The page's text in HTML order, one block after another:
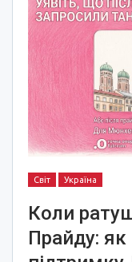
Світ Україна
Коли
Прайду: